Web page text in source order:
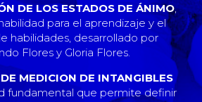
DE LOS ESTADOS DE ÁNIMO,
para el aprendizaje y el
habilidades, desarrollado por
Flores y Gloria Flores.
MEDICION DE INTANGIBLES
fundamental que permite definir